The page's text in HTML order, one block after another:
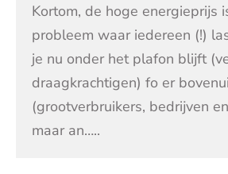
Kortom, de hoge energieprijs
probleem waar iedereen (!)
je nu onder het plafon blijft
draagkrachtigen) fo er
(grootverbruikers, bedrijven
maar an…..